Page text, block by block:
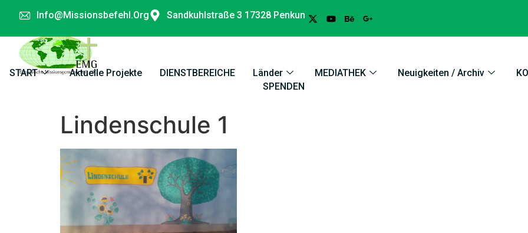
Info@missionsbefehl.org Sandkuhlstraße 3 17328 Penkun
START Aktuelle Projekte DIENSTBEREICHE Länder MEDIATHEK Neuigkeiten / Archiv
SPENDEN
Lindenschule 1